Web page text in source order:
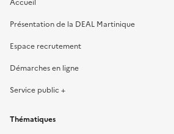
Accueil
Présentation de la DEAL Martinique
Espace recrutement
Démarches en ligne
Service public +
Thématiques